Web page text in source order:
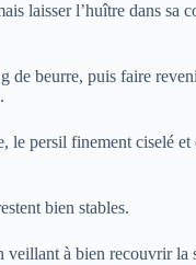
laisser l’huître dans sa
de beurre, puis faire
le persil finement ciselé
bien stables.
veillant à bien recouvrir la